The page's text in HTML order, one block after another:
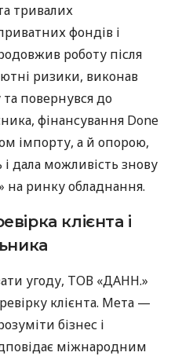
тривалих
фондів і
роботу після
ризики, виконав
повернувся до
фінансування Done
імпорту, а й опорою,
дала можливість знову
на ринку обладнання.
клієнта і
угоду, ТОВ «ДАНН.»
клієнта. Мета —
бізнес і
міжнародним